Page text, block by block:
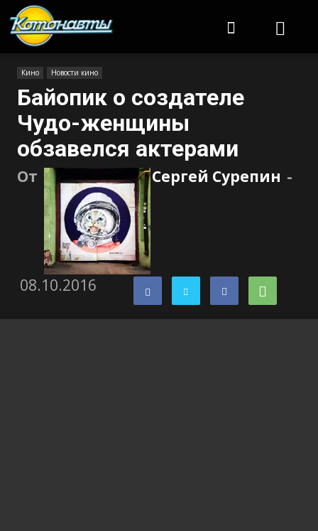
Кино Новости кино
Байопик о создателе
Чудо-женщины
обзавелся актерами
От Сергей Сурепин -
08.10.2016